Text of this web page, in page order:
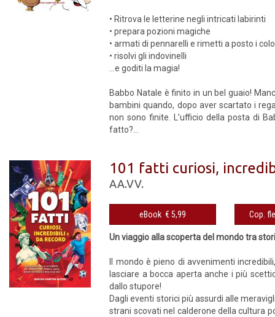
• Ritrova le letterine negli intricati labirinti
• prepara pozioni magiche
• armati di pennarelli e rimetti a posto i
• risolvi gli indovinelli
...e goditi la magia!
Babbo Natale è finito in un bel guaio!
bambini quando, dopo aver scartato i
non sono finite. L’ufficio della posta di
fatto?...
101 fatti curiosi,
AA.VV.
eBook € 5,99
Un viaggio alla scoperta del mondo tra
Il mondo è pieno di avvenimenti
lasciare a bocca aperta anche i più
dallo stupore!
Dagli eventi storici più assurdi alle
strani scovati nel calderone della cultura